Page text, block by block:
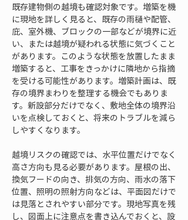
既存建物側の越境も確認対象です。増築を機
に現地を詳しく見ると、既存の雨樋や配管、
庇、室外機、ブロックの一部などが境界に近
い、または越境が疑われる状態に気づくこと
があります。このような状態を放置したまま
増築すると、工事をきっかけに隣地から指摘
を受ける可能性があります。増築計画は、既
存の境界まわりを整理する機会でもありま
す。新設部分だけでなく、敷地全体の境界沿
いを点検しておくと、将来のトラブルを減ら
しやすくなります。
越境リスクの確認では、水平位置だけでなく
高さ方向も見る必要があります。屋根の出、
換気フードの向き、排気の方向、雨水の落下
位置、照明の照射方向などは、平面図だけで
は見落とされやすい部分です。現地写真を残
し、図面上に注意点を書き込んでおくと、設